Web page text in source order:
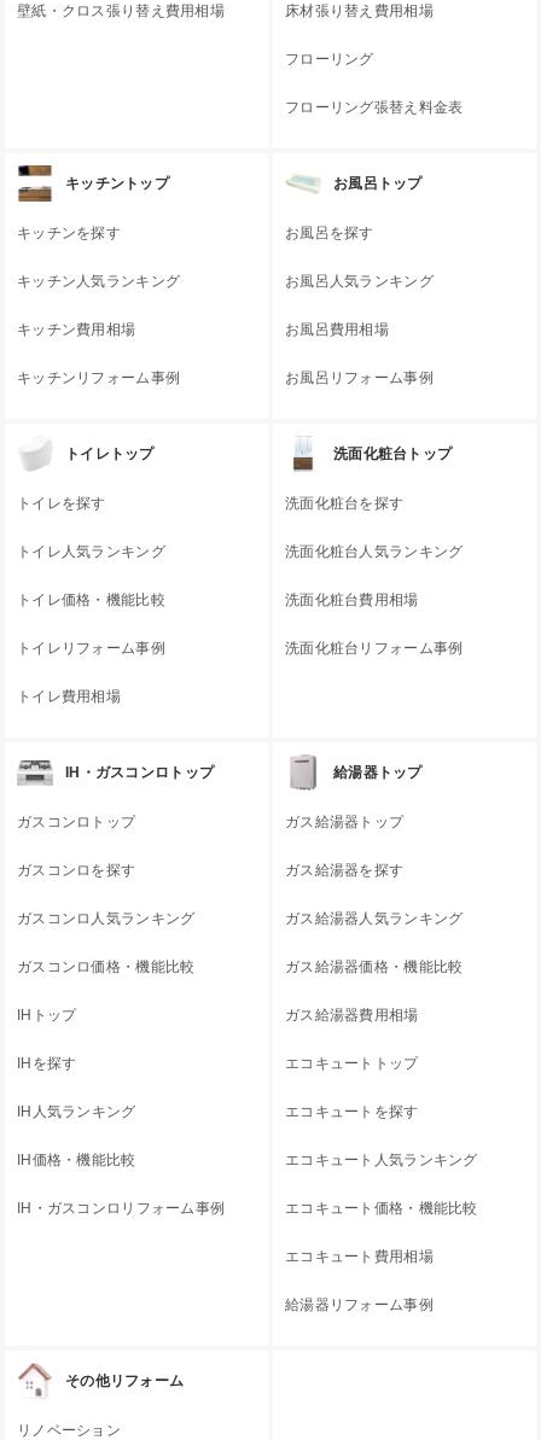
壁紙・クロス張り替え費用相場 床材張り替え費用相場
フローリング
フローリング張替え料金表
キッチントップ
キッチンを探す
キッチン人気ランキング
キッチン費用相場
キッチンリフォーム事例
お風呂トップ
お風呂を探す
お風呂人気ランキング
お風呂費用相場
お風呂リフォーム事例
トイレトップ
トイレを探す
トイレ人気ランキング
トイレ価格・機能比較
トイレリフォーム事例
トイレ費用相場
洗面化粧台トップ
洗面化粧台を探す
洗面化粧台人気ランキング
洗面化粧台費用相場
洗面化粧台リフォーム事例
IH・ガスコンロトップ
ガスコンロトップ
ガスコンロを探す
ガスコンロ人気ランキング
ガスコンロ価格・機能比較
IHトップ
IHを探す
IH人気ランキング
IH価格・機能比較
IH・ガスコンロリフォーム事例
給湯器トップ
ガス給湯器トップ
ガス給湯器を探す
ガス給湯器人気ランキング
ガス給湯器価格・機能比較
ガス給湯器費用相場
エコキュートトップ
エコキュートを探す
エコキュート人気ランキング
エコキュート価格・機能比較
エコキュート費用相場
給湯器リフォーム事例
その他リフォーム
リノベーション